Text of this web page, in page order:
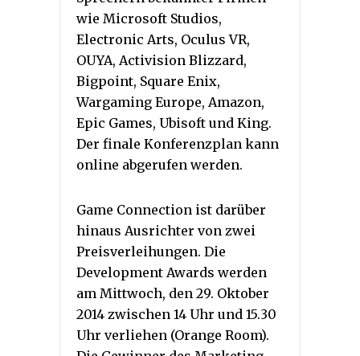
wie Microsoft Studios,
Electronic Arts, Oculus VR,
OUYA, Activision Blizzard,
Bigpoint, Square Enix,
Wargaming Europe, Amazon,
Epic Games, Ubisoft und King.
Der finale Konferenzplan kann
online abgerufen werden.
Game Connection ist darüber
hinaus Ausrichter von zwei
Preisverleihungen. Die
Development Awards werden
am Mittwoch, den 29. Oktober
2014 zwischen 14 Uhr und 15.30
Uhr verliehen (Orange Room).